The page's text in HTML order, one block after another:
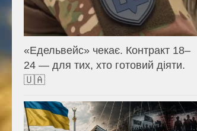
«Едельвейс» чекає. Контракт 18–
24 — для тих, хто готовий діяти.
🇺🇦